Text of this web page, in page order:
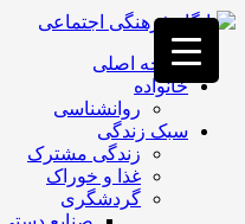
فصد
خون
غرب
تهران
خشکشویی
تصفیه
صفحه اصلی
خانواده
روانشناسی
سبک زندگی
زندگی مشترک
غذا و خوراک
گردشگری